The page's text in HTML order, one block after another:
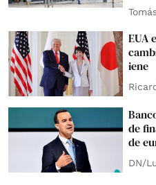
EUA
iene
de
de
DN/